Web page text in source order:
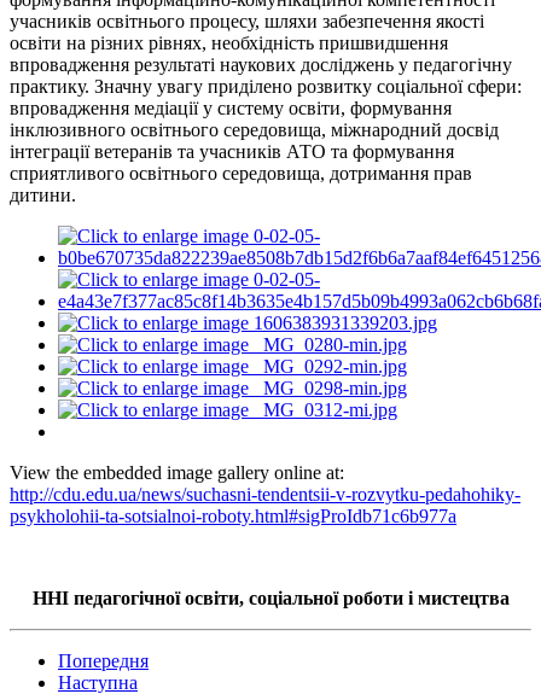
учасників освітнього процесу, шляхи забезпечення якості
освіти на різних рівнях, необхідність пришвидшення
впровадження результаті наукових досліджень у педагогічну
практику. Значну увагу приділено розвитку соціальної сфери:
впровадження медіації у систему освіти, формування
інклюзивного освітнього середовища, міжнародний досвід
інтеграції ветеранів та учасників АТО та формування
сприятливого освітнього середовища, дотримання прав
дитини.
View the embedded image gallery online at:
http://cdu.edu.ua/news/suchasni-tendentsii-v-rozvytku-pedahohiky-
psykholohii-ta-sotsialnoi-roboty.html#sigProIdb71c6b977a
ННІ педагогічної освіти, соціальної роботи і мистецтва
Попередня
Наступна